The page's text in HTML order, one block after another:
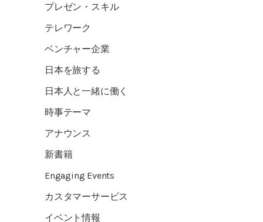
プレゼン・スキル
テレワーク
ベンチャー企業
日本を旅する
日本人と一緒に働く
時事テーマ
アナウンス
新書籍
Engaging Events
カスタマーサービス
イベント情報